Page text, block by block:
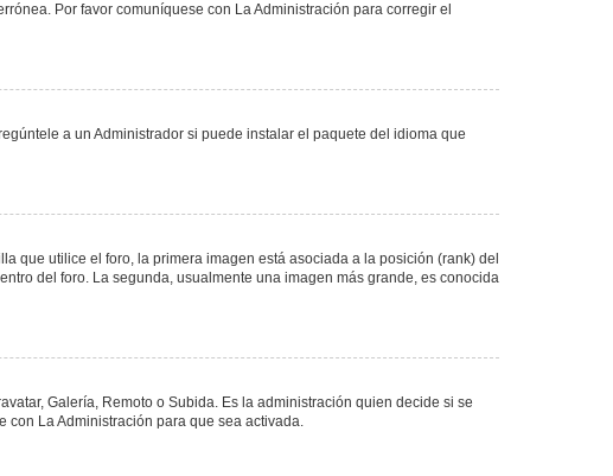
Por favor comuníquese con La Administración para corregir el
a un Administrador si puede instalar el paquete del idioma que
que utilice el foro, la primera imagen está asociada a la posición (rank) del
del foro. La segunda, usualmente una imagen más grande, es conocida
Galería, Remoto o Subida. Es la administración quien decide si se
con La Administración para que sea activada.